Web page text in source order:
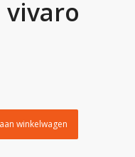
winkelwagen